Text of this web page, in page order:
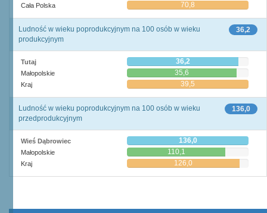
Cała Polska 70,8
36,2
Ludność w wieku poprodukcyjnym na 100 osób w wieku
produkcyjnym
Tutaj 36,2
Małopolskie 35,6
Kraj 39,5
136,0
Ludność w wieku poprodukcyjnym na 100 osób w wieku
przedprodukcyjnym
Wieś Dąbrowiec 136,0
Małopolskie 110,1
Kraj 126,0